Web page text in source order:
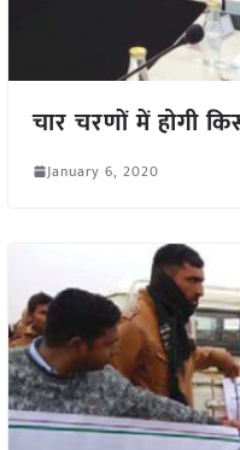
चार चरणों में होगी
January 6, 2020